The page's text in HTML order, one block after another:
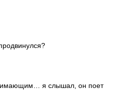
я слышал, он поет